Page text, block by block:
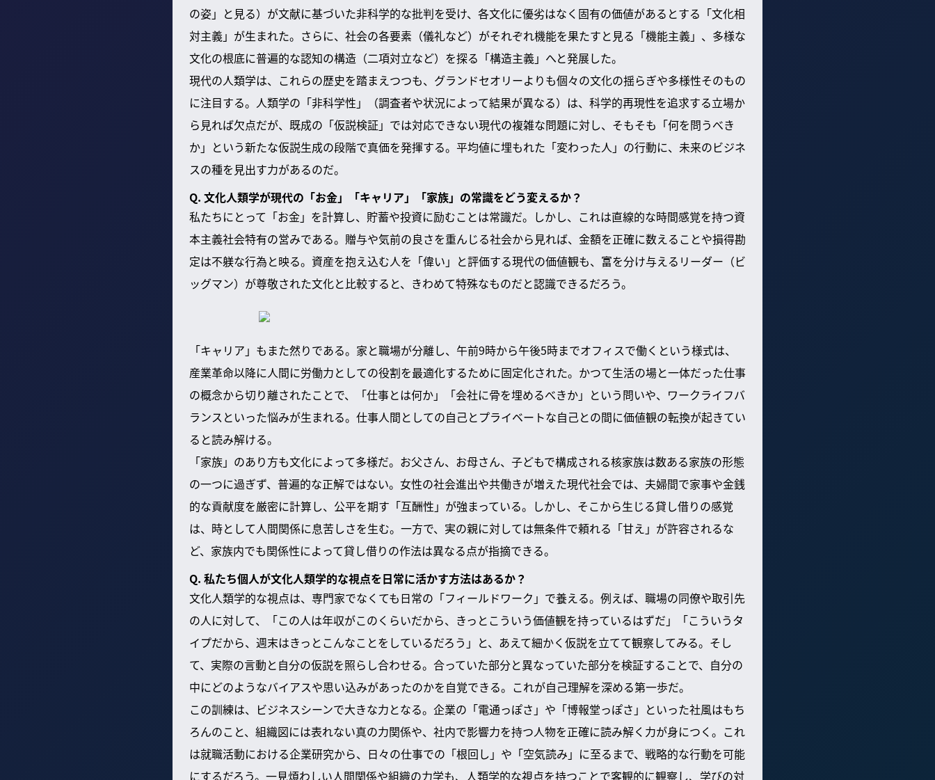
の姿」と見る）が文献に基づいた非科学的な批判を受け、各文化に優劣はなく固有の価値があるとする「文化相
対主義」が生まれた。さらに、社会の各要素（儀礼など）がそれぞれ機能を果たすと見る「機能主義」、多様な
文化の根底に普遍的な認知の構造（二項対立など）を探る「構造主義」へと発展した。
現代の人類学は、これらの歴史を踏まえつつも、グランドセオリーよりも個々の文化の揺らぎや多様性そのもの
に注目する。人類学の「非科学性」（調査者や状況によって結果が異なる）は、科学的再現性を追求する立場か
ら見れば欠点だが、既成の「仮説検証」では対応できない現代の複雑な問題に対し、そもそも「何を問うべき
か」という新たな仮説生成の段階で真価を発揮する。平均値に埋もれた「変わった人」の行動に、未来のビジネ
スの種を見出す力があるのだ。
Q. 文化人類学が現代の「お金」「キャリア」「家族」の常識をどう変えるか？
私たちにとって「お金」を計算し、貯蓄や投資に励むことは常識だ。しかし、これは直線的な時間感覚を持つ資
本主義社会特有の営みである。贈与や気前の良さを重んじる社会から見れば、金額を正確に数えることや損得勘
定は不躾な行為と映る。資産を抱え込む人を「偉い」と評価する現代の価値観も、富を分け与えるリーダー（ビ
ッグマン）が尊敬された文化と比較すると、きわめて特殊なものだと認識できるだろう。
「キャリア」もまた然りである。家と職場が分離し、午前9時から午後5時までオフィスで働くという様式は、
産業革命以降に人間に労働力としての役割を最適化するために固定化された。かつて生活の場と一体だった仕事
の概念から切り離されたことで、「仕事とは何か」「会社に骨を埋めるべきか」という問いや、ワークライフバ
ランスといった悩みが生まれる。仕事人間としての自己とプライベートな自己との間に価値観の転換が起きてい
ると読み解ける。
「家族」のあり方も文化によって多様だ。お父さん、お母さん、子どもで構成される核家族は数ある家族の形態
の一つに過ぎず、普遍的な正解ではない。女性の社会進出や共働きが増えた現代社会では、夫婦間で家事や金銭
的な貢献度を厳密に計算し、公平を期す「互酬性」が強まっている。しかし、そこから生じる貸し借りの感覚
は、時として人間関係に息苦しさを生む。一方で、実の親に対しては無条件で頼れる「甘え」が許容されるな
ど、家族内でも関係性によって貸し借りの作法は異なる点が指摘できる。
Q. 私たち個人が文化人類学的な視点を日常に活かす方法はあるか？
文化人類学的な視点は、専門家でなくても日常の「フィールドワーク」で養える。例えば、職場の同僚や取引先
の人に対して、「この人は年収がこのくらいだから、きっとこういう価値観を持っているはずだ」「こういうタ
イプだから、週末はきっとこんなことをしているだろう」と、あえて細かく仮説を立てて観察してみる。そし
て、実際の言動と自分の仮説を照らし合わせる。合っていた部分と異なっていた部分を検証することで、自分の
中にどのようなバイアスや思い込みがあったのかを自覚できる。これが自己理解を深める第一歩だ。
この訓練は、ビジネスシーンで大きな力となる。企業の「電通っぽさ」や「博報堂っぽさ」といった社風はもち
ろんのこと、組織図には表れない真の力関係や、社内で影響力を持つ人物を正確に読み解く力が身につく。これ
は就職活動における企業研究から、日々の仕事での「根回し」や「空気読み」に至るまで、戦略的な行動を可能
にするだろう。一見煩わしい人間関係や組織の力学も、人類学的な視点を持つことで客観的に観察し、学びの対